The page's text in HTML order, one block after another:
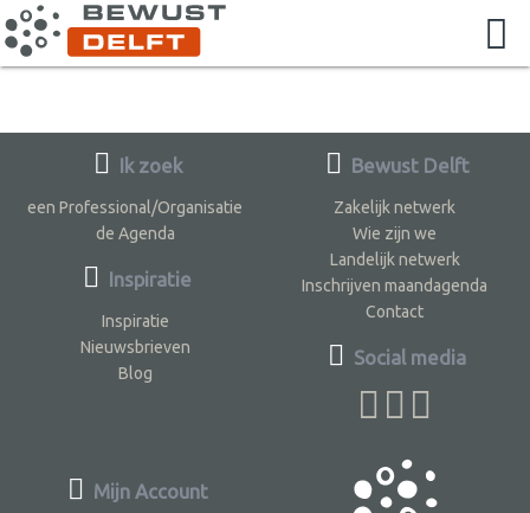
Ik zoek
een Professional/Organisatie
de Agenda
Inspiratie
Inspiratie
Nieuwsbrieven
Blog
Bewust Delft
Zakelijk netwerk
Wie zijn we
Landelijk netwerk
Inschrijven maandagenda
Contact
Social media
Mijn Account